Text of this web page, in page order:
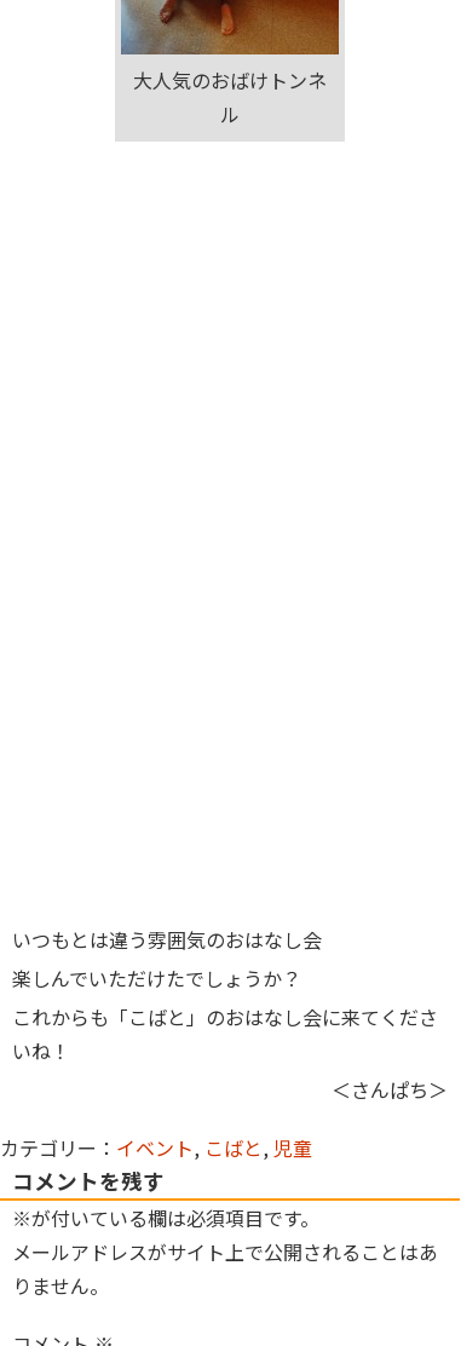
大人気のおばけトンネ
ル
いつもとは違う雰囲気のおはなし会
楽しんでいただけたでしょうか？
これからも「こばと」のおはなし会に来てくださ
いね！
＜さんぱち＞
カテゴリー： イベント, こばと, 児童
コメントを残す
※が付いている欄は必須項目です。
メールアドレスがサイト上で公開されることはあ
りません。